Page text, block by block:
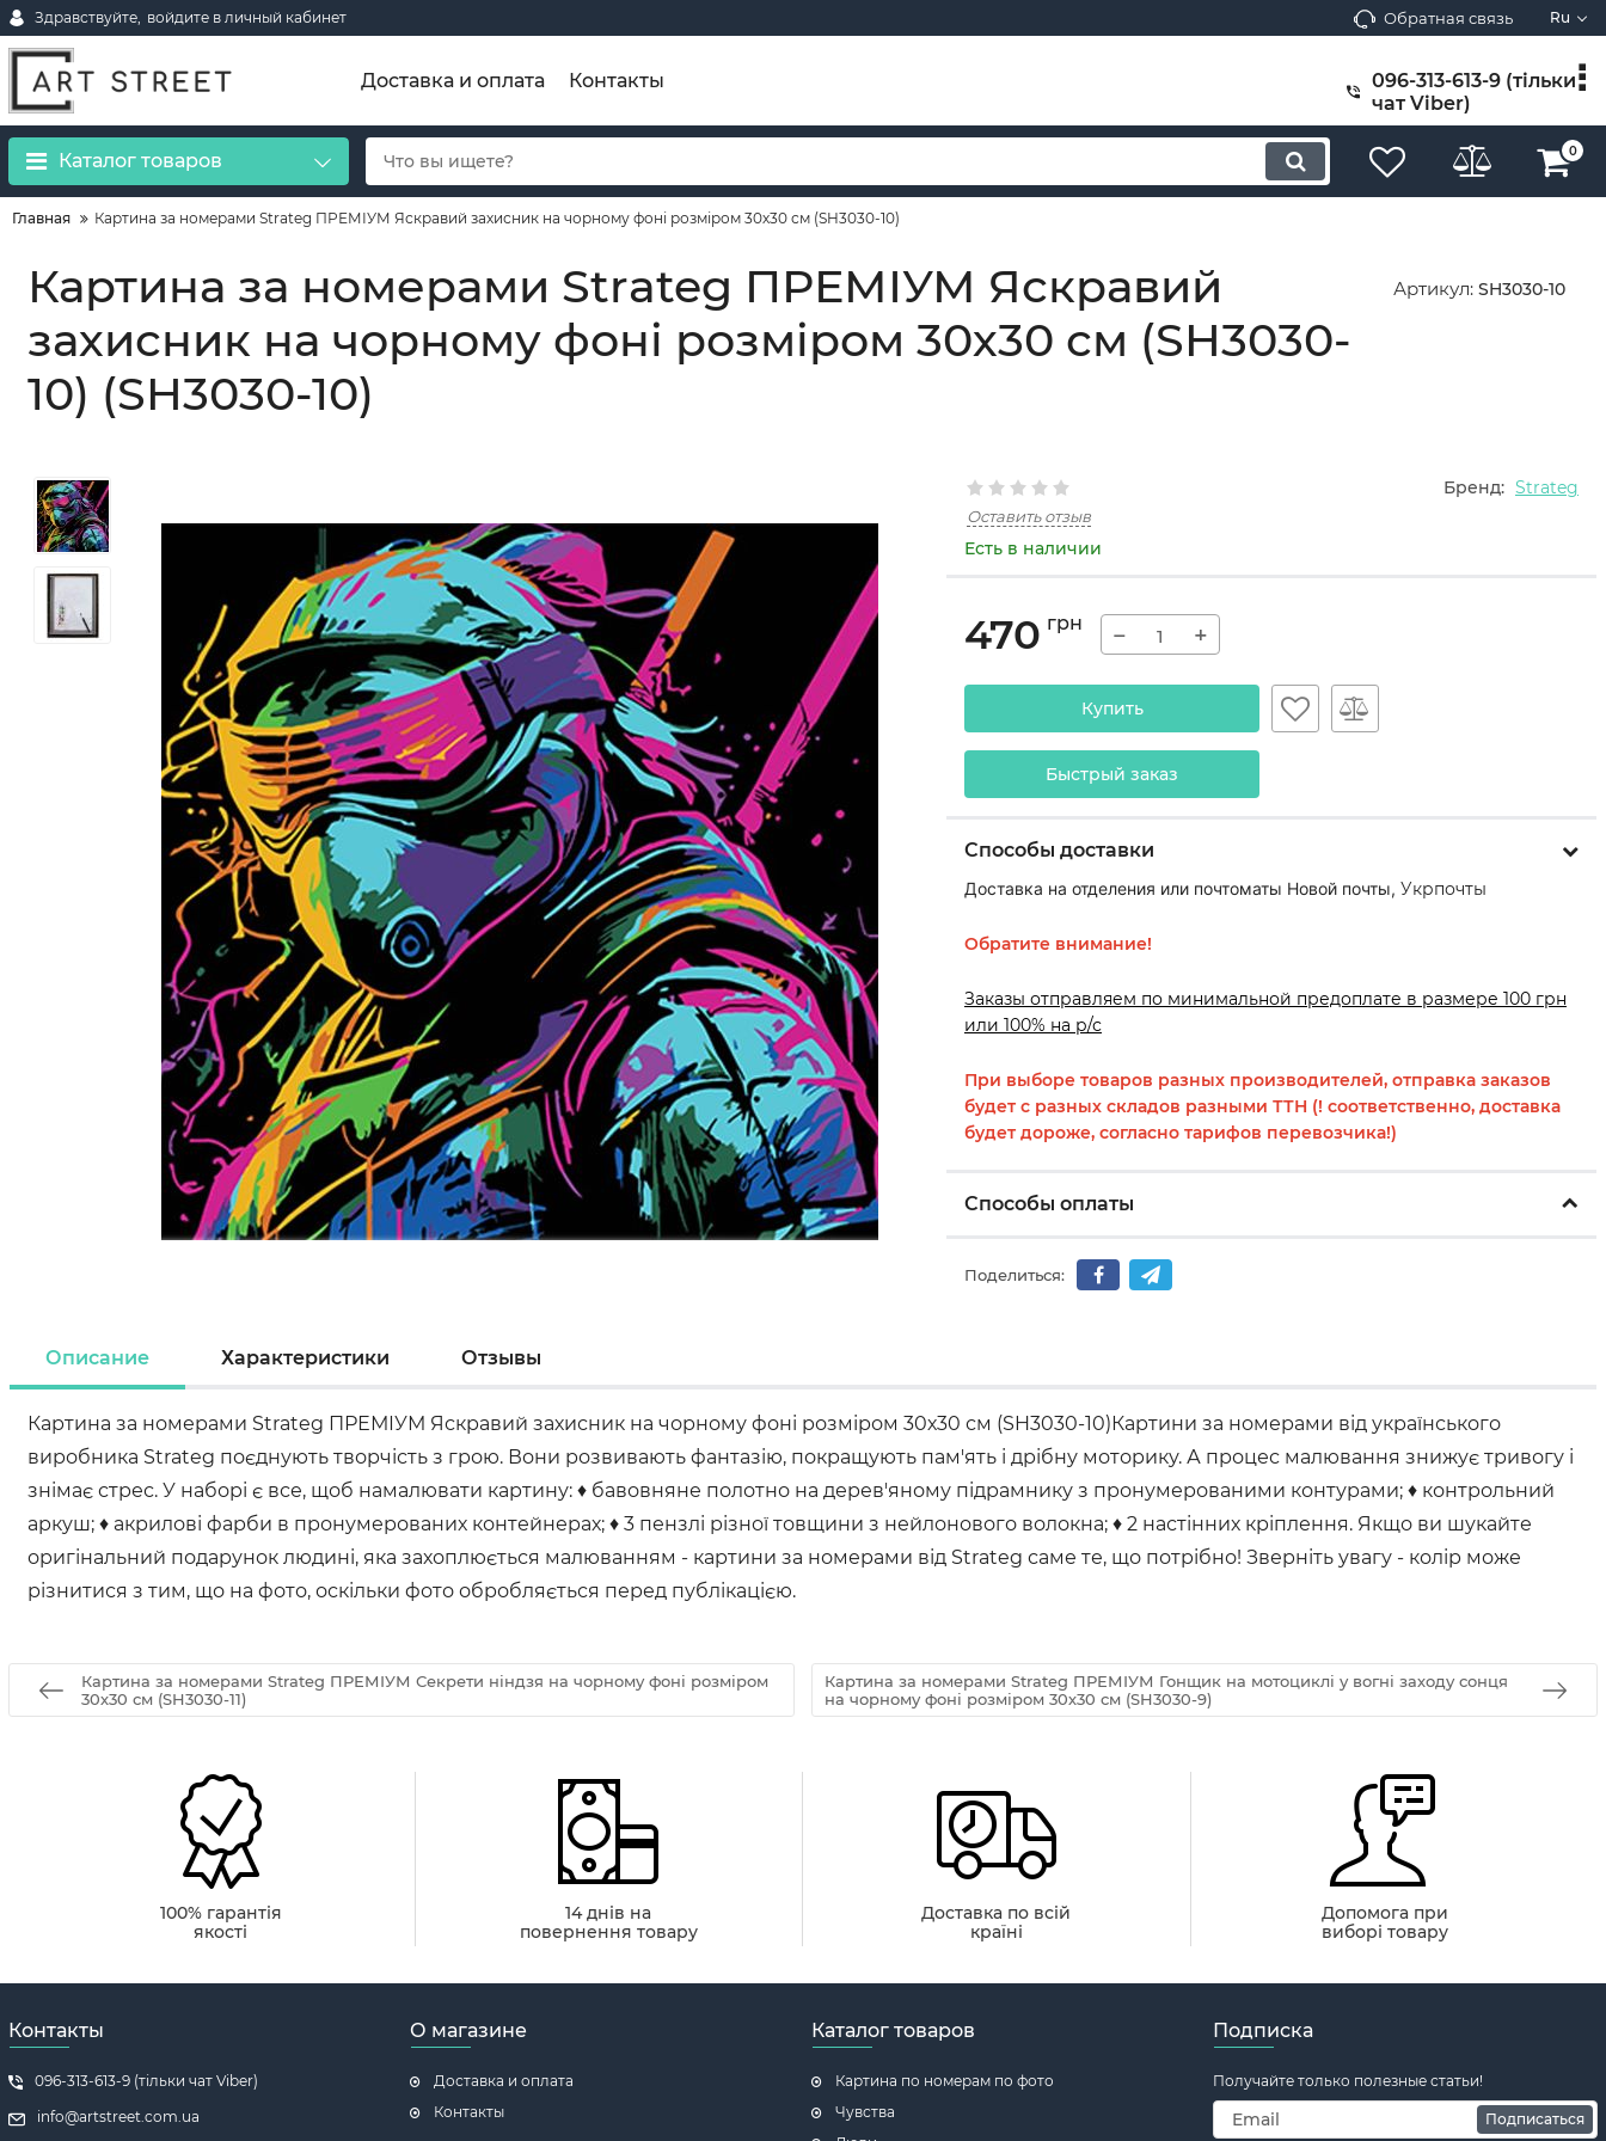
Здравствуйте, войдите в личный кабинет Обратная связь Ru
Доставка и оплата Контакты
096-313-613-9 (тільки
чат Viber)
Каталог товаров 0
Главная Картина за номерами Strateg ПРЕМІУМ Яскравий захисник на чорному фоні розміром 30х30 см (SH3030-10)
Картина за номерами Strateg ПРЕМІУМ Яскравий
захисник на чорному фоні розміром 30х30 см (SH3030-
10) (SH3030-10)
Артикул: SH3030-10
Бренд: Strateg
Оставить отзыв
Есть в наличии
470 грн − +
Купить
Быстрый заказ
Способы доставки
Доставка на отделения или почтоматы Новой почты, Укрпочты
Обратите внимание!
Заказы отправляем по минимальной предоплате в размере 100 грн
или 100% на р/с
При выборе товаров разных производителей, отправка заказов
будет с разных складов разными ТТН (! соответственно, доставка
будет дороже, согласно тарифов перевозчика!)
Способы оплаты
Поделиться:
Описание Характеристики Отзывы
Картина за номерами Strateg ПРЕМІУМ Яскравий захисник на чорному фоні розміром 30х30 см (SH3030-10)Картини за номерами від українського
виробника Strateg поєднують творчість з грою. Вони розвивають фантазію, покращують пам'ять і дрібну моторику. А процес малювання знижує тривогу і
знімає стрес. У наборі є все, щоб намалювати картину: ♦ бавовняне полотно на дерев'яному підрамнику з пронумерованими контурами; ♦ контрольний
аркуш; ♦ акрилові фарби в пронумерованих контейнерах; ♦ 3 пензлі різної товщини з нейлонового волокна; ♦ 2 настінних кріплення. Якщо ви шукайте
оригінальний подарунок людині, яка захоплюється малюванням - картини за номерами від Strateg саме те, що потрібно! Зверніть увагу - колір може
різнитися з тим, що на фото, оскільки фото обробляється перед публікацією.
Картина за номерами Strateg ПРЕМІУМ Секрети ніндзя на чорному фоні розміром
30х30 см (SH3030-11)
Картина за номерами Strateg ПРЕМІУМ Гонщик на мотоциклі у вогні заходу сонця
на чорному фоні розміром 30х30 см (SH3030-9)
100% гарантія
якості
14 днів на
повернення товару
Доставка по всій
країні
Допомога при
виборі товару
Контакты
096-313-613-9 (тільки чат Viber)
info@artstreet.com.ua
О магазине
Доставка и оплата
Контакты
Каталог товаров
Картина по номерам по фото
Чувства
Подписка
Получайте только полезные статьи!
Подписаться